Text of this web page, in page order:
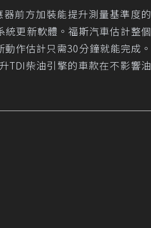
前方加裝能提升測量基準度的
更新軟體。福斯汽車估計整個
作估計只需30分鐘就能完成。
TDI柴油引擎的車款在不影響油